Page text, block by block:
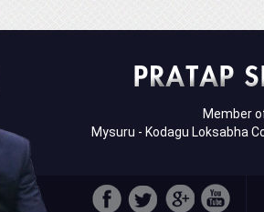
Member
Mysuru - Kodagu Loksabha
As MP As Journalist Latest